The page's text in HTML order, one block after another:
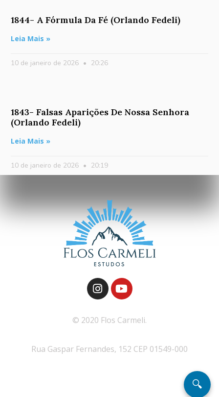
1844- A Fórmula Da Fé (Orlando Fedeli)
Leia Mais »
10 de janeiro de 2026 20:26
1843- Falsas Aparições De Nossa Senhora
(Orlando Fedeli)
Leia Mais »
10 de janeiro de 2026 20:19
© 2020 Flos Carmeli.
Rua Gaspar Fernandes, 152 CEP 01549-000
🔍